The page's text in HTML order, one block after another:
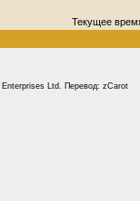
Текущее
Ltd. Перевод: zCarot